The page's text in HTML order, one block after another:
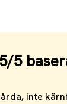
/5
inte